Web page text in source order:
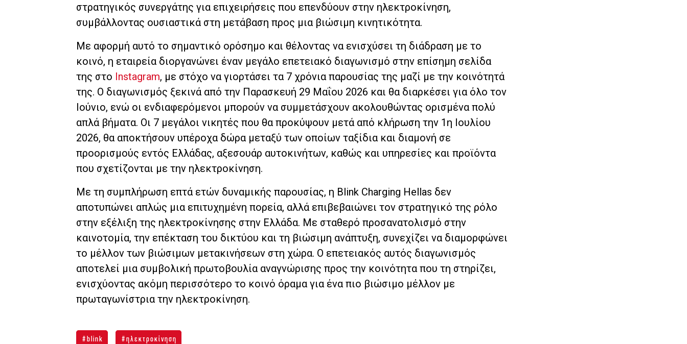
στρατηγικός συνεργάτης για επιχειρήσεις που επενδύουν στην ηλεκτροκίνηση,
συμβάλλοντας ουσιαστικά στη μετάβαση προς μια βιώσιμη κινητικότητα.
Με αφορμή αυτό το σημαντικό ορόσημο και θέλοντας να ενισχύσει τη διάδραση με το
κοινό, η εταιρεία διοργανώνει έναν μεγάλο επετειακό διαγωνισμό στην επίσημη σελίδα
της στο Instagram, με στόχο να γιορτάσει τα 7 χρόνια παρουσίας της μαζί με την κοινότητά
της. O διαγωνισμός ξεκινά από την Παρασκευή 29 Μαΐου 2026 και θα διαρκέσει για όλο τον
Ιούνιο, ενώ οι ενδιαφερόμενοι μπορούν να συμμετάσχουν ακολουθώντας ορισμένα πολύ
απλά βήματα. Οι 7 μεγάλοι νικητές που θα προκύψουν μετά από κλήρωση την 1η Ιουλίου
2026, θα αποκτήσουν υπέροχα δώρα μεταξύ των οποίων ταξίδια και διαμονή σε
προορισμούς εντός Ελλάδας, αξεσουάρ αυτοκινήτων, καθώς και υπηρεσίες και προϊόντα
που σχετίζονται με την ηλεκτροκίνηση.
Με τη συμπλήρωση επτά ετών δυναμικής παρουσίας, η Blink Charging Hellas δεν
αποτυπώνει απλώς μια επιτυχημένη πορεία, αλλά επιβεβαιώνει τον στρατηγικό της ρόλο
στην εξέλιξη της ηλεκτροκίνησης στην Ελλάδα. Με σταθερό προσανατολισμό στην
καινοτομία, την επέκταση του δικτύου και τη βιώσιμη ανάπτυξη, συνεχίζει να διαμορφώνει
το μέλλον των βιώσιμων μετακινήσεων στη χώρα. Ο επετειακός αυτός διαγωνισμός
αποτελεί μια συμβολική πρωτοβουλία αναγνώρισης προς την κοινότητα που τη στηρίζει,
ενισχύοντας ακόμη περισσότερο το κοινό όραμα για ένα πιο βιώσιμο μέλλον με
πρωταγωνίστρια την ηλεκτροκίνηση.
blink ηλεκτροκίνηση